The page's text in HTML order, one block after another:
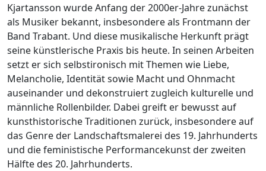
Kjartansson wurde Anfang der 2000er-Jahre zunächst
als Musiker bekannt, insbesondere als Frontmann der
Band Trabant. Und diese musikalische Herkunft prägt
seine künstlerische Praxis bis heute. In seinen Arbeiten
setzt er sich selbstironisch mit Themen wie Liebe,
Melancholie, Identität sowie Macht und Ohnmacht
auseinander und dekonstruiert zugleich kulturelle und
männliche Rollenbilder. Dabei greift er bewusst auf
kunsthistorische Traditionen zurück, insbesondere auf
das Genre der Landschaftsmalerei des 19. Jahrhunderts
und die feministische Performancekunst der zweiten
Hälfte des 20. Jahrhunderts.